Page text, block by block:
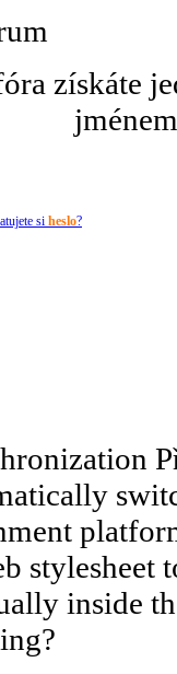
získáte
si heslo?
stylesheet
inside